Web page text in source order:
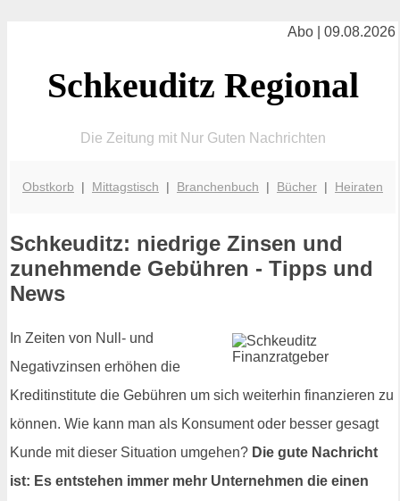
Abo | 09.08.2026
Schkeuditz Regional
Die Zeitung mit Nur Guten Nachrichten
Obstkorb | Mittagstisch | Branchenbuch | Bücher | Heiraten
Schkeuditz: niedrige Zinsen und
zunehmende Gebühren - Tipps und
News
In Zeiten von Null- und
Negativzinsen erhöhen die
Kreditinstitute die Gebühren um sich weiterhin finanzieren zu
können. Wie kann man als Konsument oder besser gesagt
Kunde mit dieser Situation umgehen? Die gute Nachricht
ist: Es entstehen immer mehr Unternehmen die einen